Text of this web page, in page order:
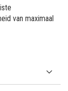
van maximaal